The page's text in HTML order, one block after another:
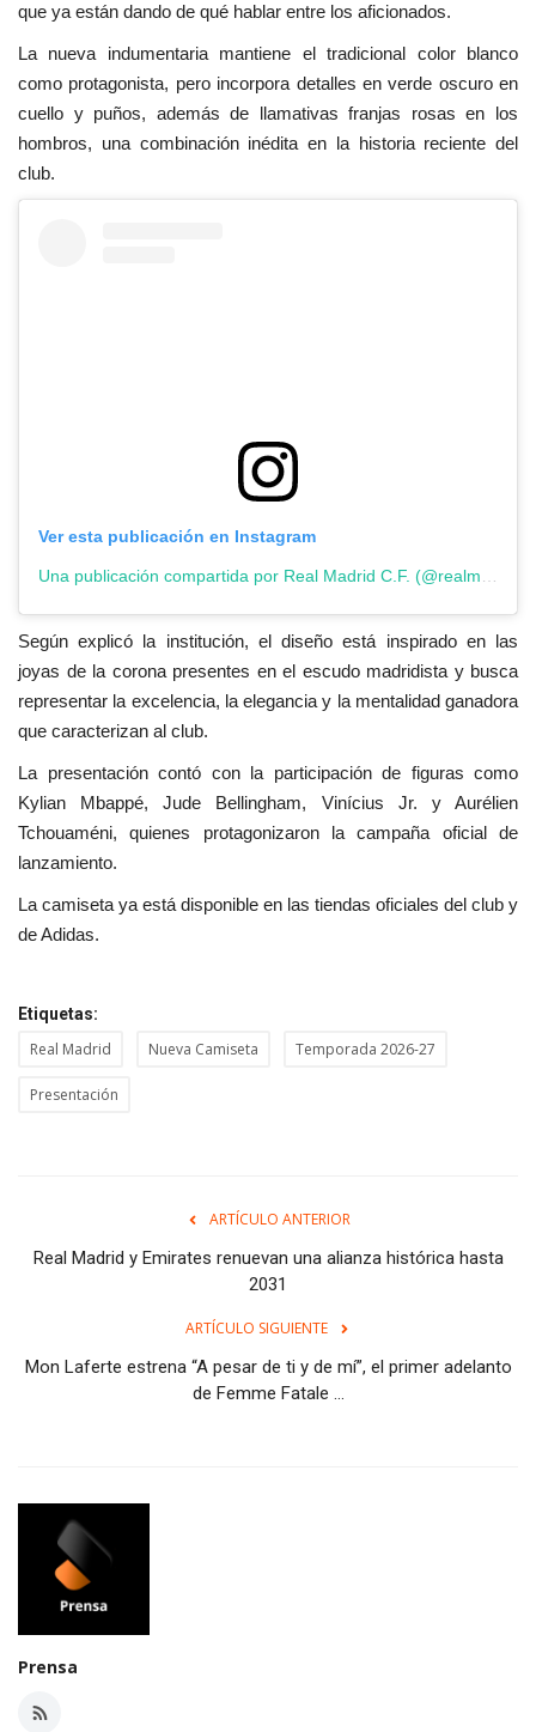
que ya están dando de qué hablar entre los aficionados.
La nueva indumentaria mantiene el tradicional color blanco
como protagonista, pero incorpora detalles en verde oscuro en
cuello y puños, además de llamativas franjas rosas en los
hombros, una combinación inédita en la historia reciente del
club.
Ver esta publicación en Instagram
Según explicó la institución, el diseño está inspirado en las
joyas de la corona presentes en el escudo madridista y busca
representar la excelencia, la elegancia y la mentalidad ganadora
que caracterizan al club.
La presentación contó con la participación de figuras como
Kylian Mbappé, Jude Bellingham, Vinícius Jr. y Aurélien
Tchouaméni, quienes protagonizaron la campaña oficial de
lanzamiento.
La camiseta ya está disponible en las tiendas oficiales del club y
de Adidas.
Etiquetas:
Real Madrid Nueva Camiseta Temporada 2026-27
Presentación
ARTÍCULO ANTERIOR
Real Madrid y Emirates renuevan una alianza histórica hasta
2031
ARTÍCULO SIGUIENTE
Mon Laferte estrena “A pesar de ti y de mí”, el primer adelanto
de Femme Fatale ...
Prensa